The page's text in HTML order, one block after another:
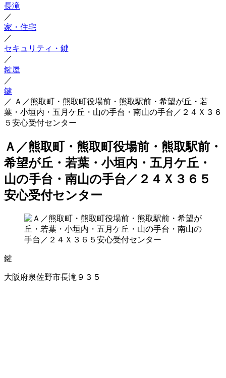
長滝
／
家・住宅
／
セキュリティ・鍵
／
鍵屋
／
鍵
／ Ａ／熊取町・熊取町役場前・熊取駅前・希望が丘・若
葉・小垣内・五月ケ丘・山の手台・南山の手台／２４Ｘ３６
５安心受付センター
Ａ／熊取町・熊取町役場前・熊取駅前・
希望が丘・若葉・小垣内・五月ケ丘・
山の手台・南山の手台／２４Ｘ３６５
安心受付センター
鍵
大阪府泉佐野市長滝９３５